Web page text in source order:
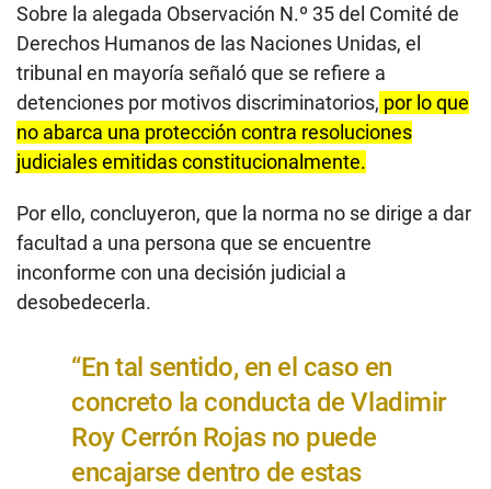
Sobre la alegada Observación N.º 35 del Comité de
Derechos Humanos de las Naciones Unidas, el
tribunal en mayoría señaló que se refiere a
detenciones por motivos discriminatorios, por lo que
no abarca una protección contra resoluciones
judiciales emitidas constitucionalmente.
Por ello, concluyeron, que la norma no se dirige a dar
facultad a una persona que se encuentre
inconforme con una decisión judicial a
desobedecerla.
“En tal sentido, en el caso en
concreto la conducta de Vladimir
Roy Cerrón Rojas no puede
encajarse dentro de estas